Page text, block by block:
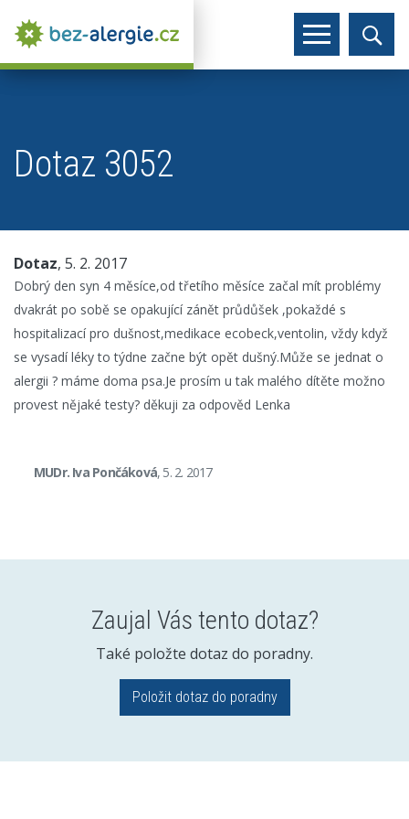
Dotaz 3052
Dotaz, 5. 2. 2017
Dobrý den syn 4 měsíce,od třetího měsíce začal mít problémy
dvakrát po sobě se opakující zánět průdůšek ,pokaždé s
hospitalizací pro dušnost,medikace ecobeck,ventolin, vždy když
se vysadí léky to týdne začne být opět dušný.Může se jednat o
alergii ? máme doma psa.Je prosím u tak malého dítěte možno
provest nějaké testy? děkuji za odpověd Lenka
MUDr. Iva Pončáková, 5. 2. 2017
Zaujal Vás tento dotaz?
Také položte dotaz do poradny.
Položit dotaz do poradny